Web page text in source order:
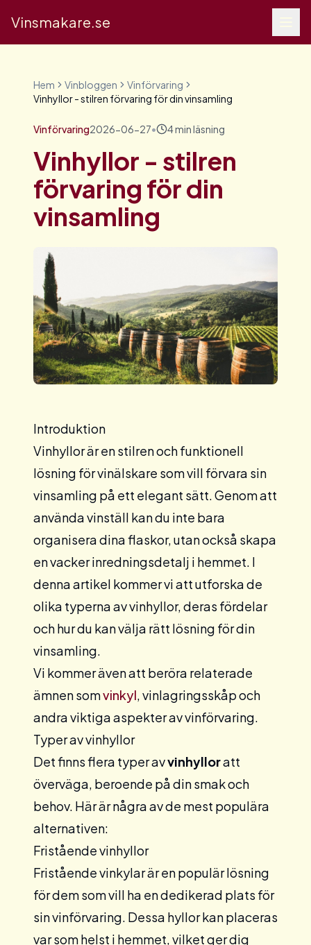
Vinsmakare.se
Hem Vinbloggen
Vinförvaring
Vinhyllor - stilren förvaring för din vinsamling
Vinförvaring2026-06-27• 4min läsning
Vinhyllor - stilren
förvaring för din
vinsamling
Introduktion
Vinhyllor är en stilren och funktionell
lösning för vinälskare som vill förvara sin
vinsamling på ett elegant sätt. Genom att
använda vinställ kan du inte bara
organisera dina flaskor, utan också skapa
en vacker inredningsdetalj i hemmet. I
denna artikel kommer vi att utforska de
olika typerna av vinhyllor, deras fördelar
och hur du kan välja rätt lösning för din
vinsamling.
Vi kommer även att beröra relaterade
ämnen somvinkyl, vinlagringsskåp och
andra viktiga aspekter av vinförvaring.
Typer av vinhyllor
Det finns flera typer avvinhylloratt
överväga, beroende på din smak och
behov. Här är några av de mest populära
alternativen:
Fristående vinhyllor
Friståendevinkylarär en populär lösning
för dem som vill ha en dedikerad plats för
sin vinförvaring. Dessa hyllor kan placeras
var som helst i hemmet, vilket ger dig